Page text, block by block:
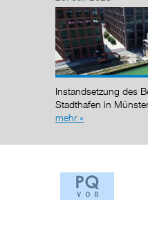
Instandsetzung des
Stadthafen in
mehr »